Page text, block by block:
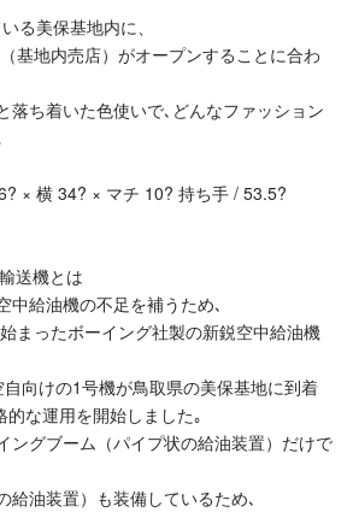
る美保基地内に、
基地内売店）がオープンすることに合わ
落ち着いた色使いで､どんなファッション
× 横 34? × マチ 10? 持ち手 / 53.5?
送機とは
中給油機の不足を補うため､
まったボーイング社製の新鋭空中給油機
向けの1号機が鳥取県の美保基地に到着
的な運用を開始しました｡
ングブーム（パイプ状の給油装置）だけで
給油装置）も装備しているため､